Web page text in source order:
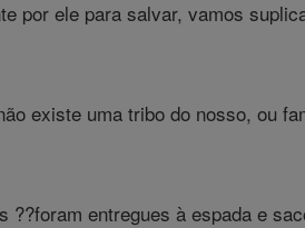
por ele para salvar, vamos
existe uma tribo do nosso, ou
entregues à espada e